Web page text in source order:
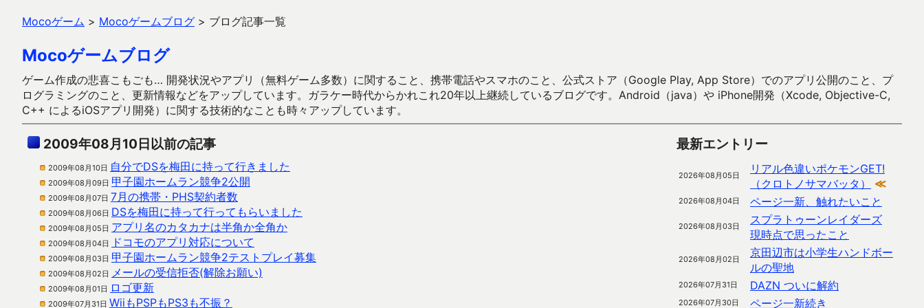
Mocoゲーム > Mocoゲームブログ > ブログ記事一覧
Mocoゲームブログ
ゲーム作成の悲喜こもごも… 開発状況やアプリ（無料ゲーム多数）に関すること、携帯電話やスマホのこと、公式ストア（Google Play, App Store）でのアプリ公開のこと、プ
ログラミングのこと、更新情報などをアップしています。ガラケー時代からかれこれ20年以上継続しているブログです。Android（java）や iPhone開発（Xcode, Objective-C,
C++ によるiOSアプリ開発）に関する技術的なことも時々アップしています。
2009年08月10日以前の記事
2009年08月10日 自分でDSを梅田に持って行きました
2009年08月09日 甲子園ホームラン競争2公開
2009年08月07日 7月の携帯・PHS契約者数
2009年08月06日 DSを梅田に持って行ってもらいました
2009年08月05日 アプリ名のカタカナは半角か全角か
2009年08月04日 ドコモのアプリ対応について
2009年08月03日 甲子園ホームラン競争2テストプレイ募集
2009年08月02日 メールの受信拒否(解除お願い)
2009年08月01日 ロゴ更新
2009年07月31日 WiiもPSPもPS3も不振？
最新エントリー
2026年08月05日
リアル色違いポケモンGET!
（クロトノサマバッタ）
≪
2026年08月04日 ページ一新、触れたいこと
2026年08月03日
スプラトゥーンレイダーズ
現時点で思ったこと
2026年08月02日
京田辺市は小学生ハンドボー
ルの聖地
2026年07月31日 DAZN ついに解約
2026年07月30日
ページ一新続き